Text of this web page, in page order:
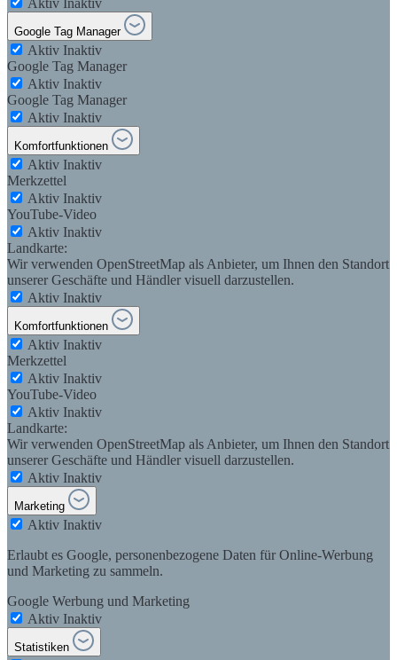
Aktiv Inaktiv
Google Tag Manager
Aktiv Inaktiv
Google Tag Manager
Aktiv Inaktiv
Google Tag Manager
Aktiv Inaktiv
Komfortfunktionen
Aktiv Inaktiv
Merkzettel
Aktiv Inaktiv
YouTube-Video
Aktiv Inaktiv
Landkarte:
Wir verwenden OpenStreetMap als Anbieter, um Ihnen den Standort
unserer Geschäfte und Händler visuell darzustellen.
Aktiv Inaktiv
Komfortfunktionen
Aktiv Inaktiv
Merkzettel
Aktiv Inaktiv
YouTube-Video
Aktiv Inaktiv
Landkarte:
Wir verwenden OpenStreetMap als Anbieter, um Ihnen den Standort
unserer Geschäfte und Händler visuell darzustellen.
Aktiv Inaktiv
Marketing
Aktiv Inaktiv
Erlaubt es Google, personenbezogene Daten für Online-Werbung
und Marketing zu sammeln.
Google Werbung und Marketing
Aktiv Inaktiv
Statistiken